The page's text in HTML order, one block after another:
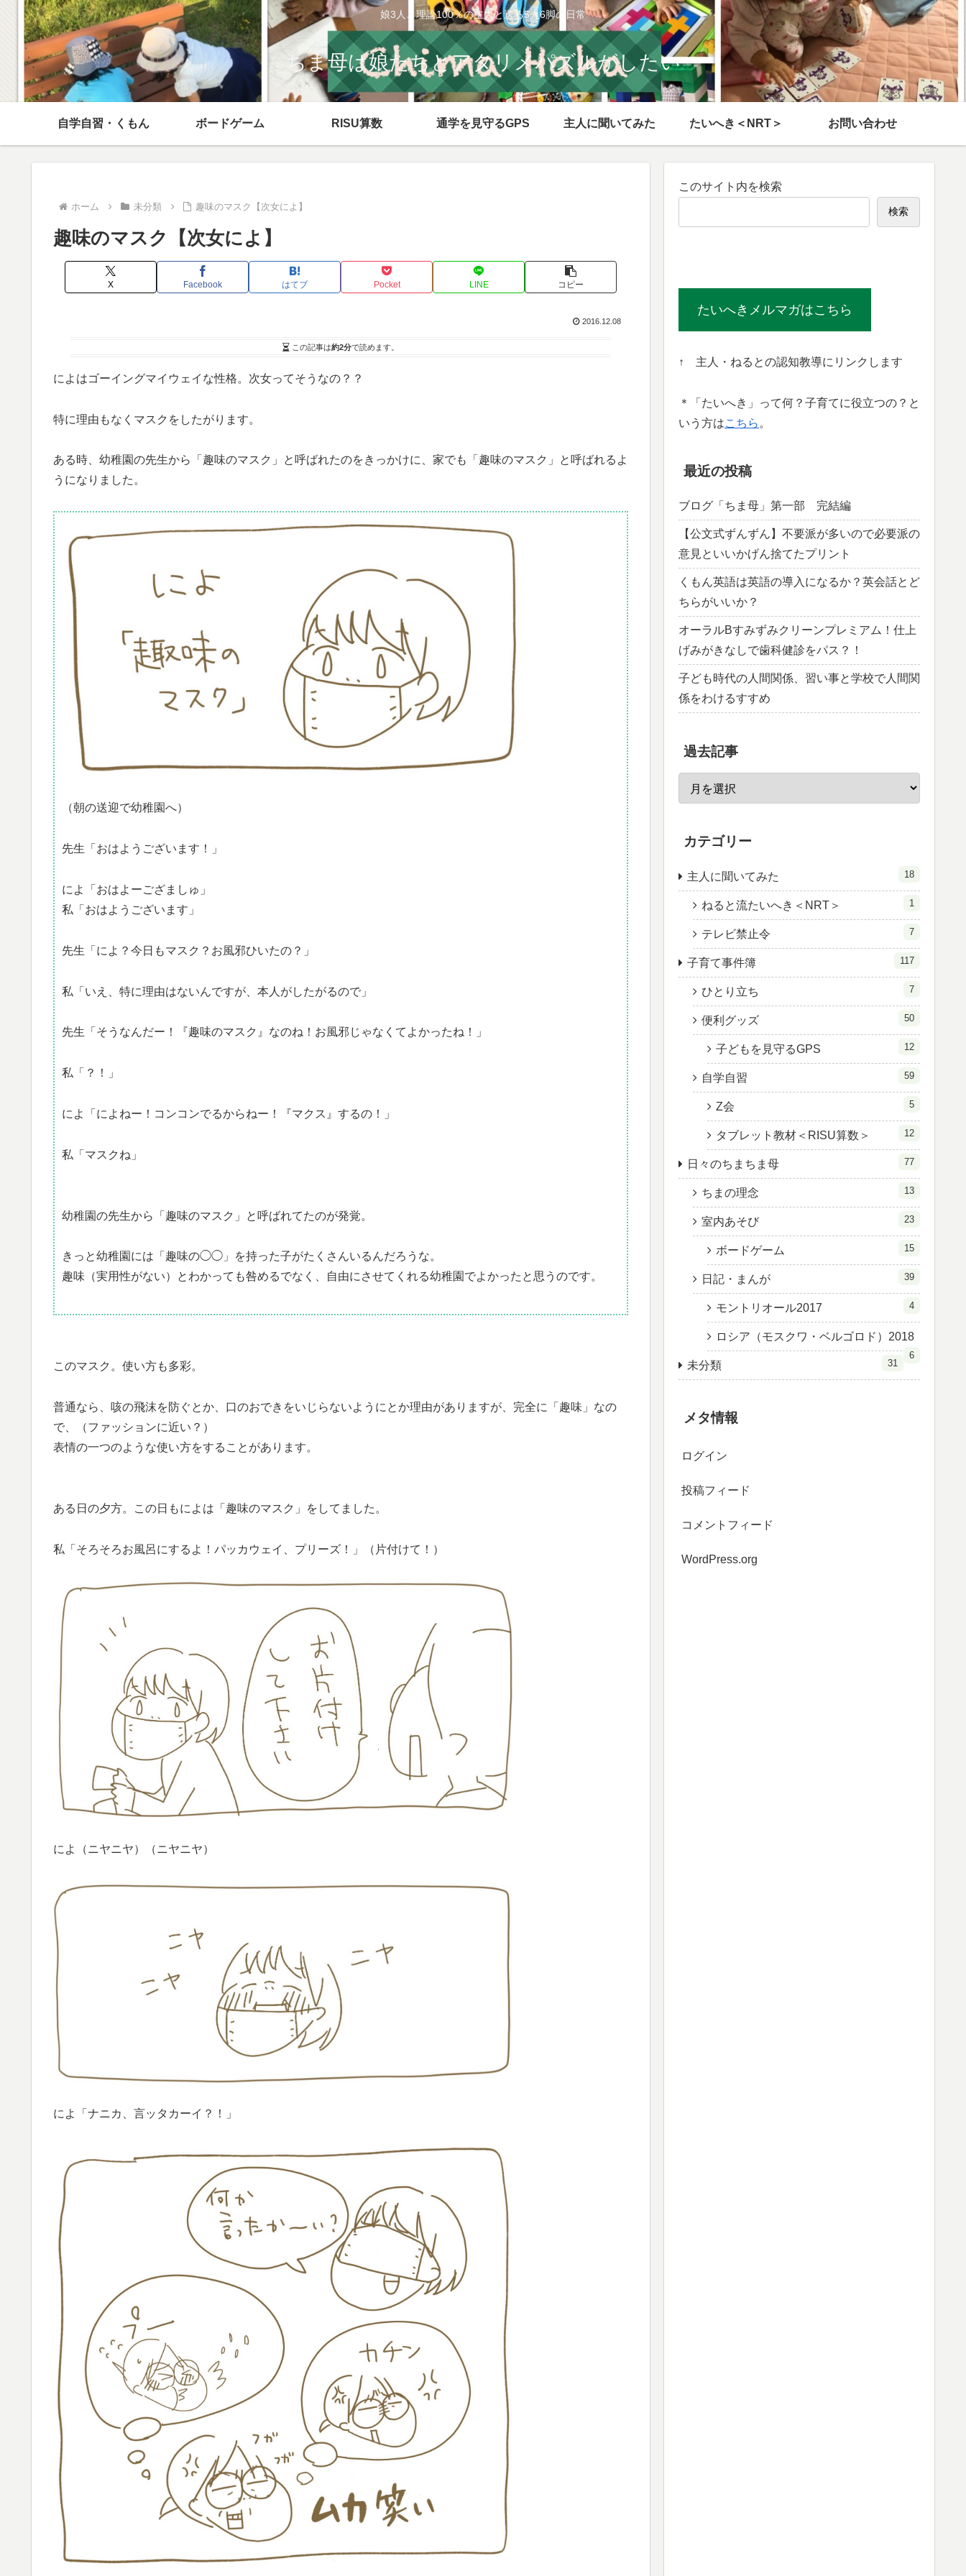
娘3人と理論100％の主人と送る5人6脚の日常
ちま母は娘たちとアタリメパズルがしたい
自学自習・くもん ボードゲーム RISU算数 通学を見守るGPS 主人に聞いてみた たいへき＜NRT＞ お問い合わせ
ホーム 未分類 趣味のマスク【次女によ】
趣味のマスク【次女によ】
X Facebook はてブ Pocket LINE コピー
2016.12.08
この記事は約2分で読めます。
によはゴーイングマイウェイな性格。次女ってそうなの？？
特に理由もなくマスクをしたがります。
ある時、幼稚園の先生から「趣味のマスク」と呼ばれたのをきっかけに、家でも「趣味のマスク」と呼ばれるよ
うになりました。
（朝の送迎で幼稚園へ）
先生「おはようございます！」
によ「おはよーござましゅ」
私「おはようございます」
先生「によ？今日もマスク？お風邪ひいたの？」
私「いえ、特に理由はないんですが、本人がしたがるので」
先生「そうなんだー！『趣味のマスク』なのね！お風邪じゃなくてよかったね！」
私「？！」
によ「によねー！コンコンでるからねー！『マクス』するの！」
私「マスクね」
幼稚園の先生から「趣味のマスク」と呼ばれてたのが発覚。
きっと幼稚園には「趣味の◯◯」を持った子がたくさんいるんだろうな。
趣味（実用性がない）とわかっても咎めるでなく、自由にさせてくれる幼稚園でよかったと思うのです。
このマスク。使い方も多彩。
普通なら、咳の飛沫を防ぐとか、口のおできをいじらないようにとか理由がありますが、完全に「趣味」なの
で、（ファッションに近い？）
表情の一つのような使い方をすることがあります。
ある日の夕方。この日もによは「趣味のマスク」をしてました。
私「そろそろお風呂にするよ！パッカウェイ、プリーズ！」（片付けて！）
によ（ニヤニヤ）（ニヤニヤ）
によ「ナニカ、言ッタカーイ？！」
このサイト内を検索
検索
たいへきメルマガはこちら
↑ 主人・ねるとの認知教導にリンクします
＊「たいへき」って何？子育てに役立つの？と
いう方はこちら 。
最近の投稿
ブログ「ちま母」第一部 完結編
【公文式ずんずん】不要派が多いので必要派の
意見といいかげん捨てたプリント
くもん英語は英語の導入になるか？英会話とど
ちらがいいか？
オーラルBすみずみクリーンプレミアム！仕上
げみがきなしで歯科健診をパス？！
子ども時代の人間関係、習い事と学校で人間関
係をわけるすすめ
過去記事
カテゴリー
主人に聞いてみた 18
ねると流たいへき＜NRT＞ 1
テレビ禁止令 7
子育て事件簿 117
ひとり立ち 7
便利グッズ 50
子どもを見守るGPS 12
自学自習 59
Z会 5
タブレット教材＜RISU算数＞ 12
日々のちまちま母 77
ちまの理念 13
室内あそび 23
ボードゲーム 15
日記・まんが 39
モントリオール2017 4
ロシア（モスクワ・ベルゴロド）2018
6
未分類 31
メタ情報
ログイン
投稿フィード
コメントフィード
WordPress.org